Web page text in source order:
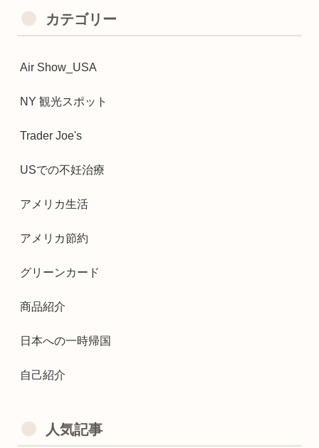
カテゴリー
Air Show_USA
NY 観光スポット
Trader Joe's
USでの不妊治療
アメリカ生活
アメリカ節約
グリーンカード
商品紹介
日本への一時帰国
自己紹介
人気記事